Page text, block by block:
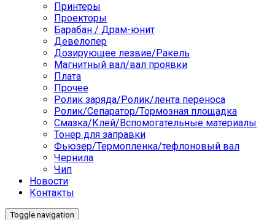
Принтеры
Проекторы
Барабан / Драм-юнит
Девелопер
Дозирующее лезвие/Ракель
Магнитный вал/вал проявки
Плата
Прочее
Ролик заряда/Ролик/лента переноса
Ролик/Сепаратор/Тормозная площадка
Смазка/Клей/Вспомогательные материалы
Тонер для заправки
Фьюзер/Термопленка/тефлоновый вал
Чернила
Чип
Новости
Контакты
Toggle navigation